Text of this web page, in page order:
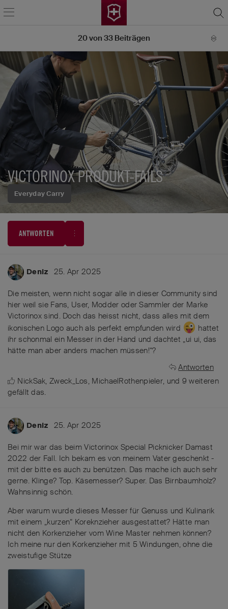
Everyday Carry
VICTORINOX PRODUKT-FAILS
ANTWORTEN
20von 33 Beiträgen
Deniz 25. Apr 2025
Die meisten, wenn nicht sogar alle in dieser Community sind
hier weil sie Fans, User, Modder oder Sammler der Marke
Victorinox sind. Doch das heisst nicht, dass alles mit dem
ikonischen Logo auch als perfekt empfunden wird
hattet
ihr schonmal ein Messer in der Hand und dachtet „ui ui, das
hätte man aber anders machen müssen!“?
Antworten
NickSak,Zweck_Los, MichaelRothenpieler, und 9 weiteren
gefällt das.
Deniz 25. Apr 2025
Bei mir war das beim Victorinox Special Picknicker Damast
2022 der Fall. Ich bekam es von meinem Vater geschenkt -
mit der bitte es auch zu benützen. Das mache ich auch sehr
gerne. Klinge? Top. Käsemesser? Super. Das Birnbaumholz?
Wahnsinnig schön.
Aber warum wurde dieses Messer für Genuss und Kulinarik
mit einem „kurzen“ Koreknzieher ausgestattet? Hätte man
nicht den Korkenzieher vom Wine Master nehmen können?
Ich meine nur den Korkenzieher mit 5 Windungen, ohne die
zweistufige Stütze